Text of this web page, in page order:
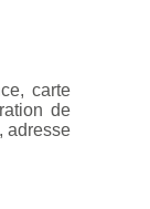
carte
de
adresse